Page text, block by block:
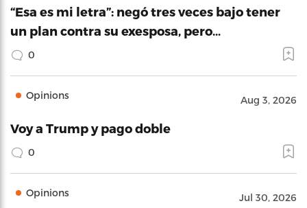
“Esa es mi letra”: negó tres veces bajo tener
un plan contra su exesposa, pero…
0
Opinions Aug 3, 2026
Voy a Trump y pago doble
0
Opinions Jul 30, 2026